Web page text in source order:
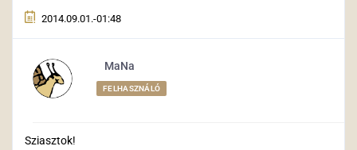
2014.09.01.-01:48
MaNa
FELHASZNÁLÓ
Sziasztok!